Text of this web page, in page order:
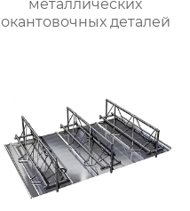
металлических
окантовочных деталей